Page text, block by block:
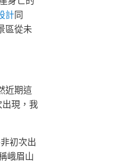
計同
區從未
近期這
現，我
初次出
峨眉山